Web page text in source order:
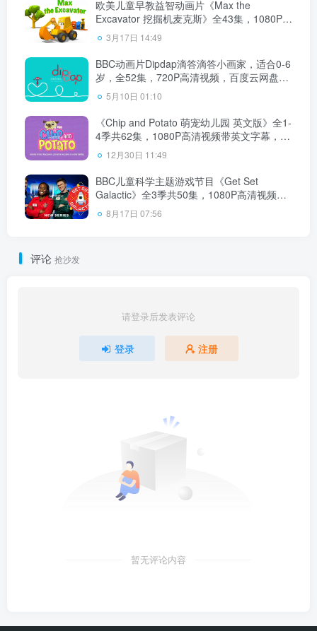
欧美儿童早教益智动画片《Max the
Excavator 挖掘机麦克斯》全43集，1080P高
清视频，百度云网盘下载！
3月17日 14:49
BBC动画片Dipdap滴答滴答小画家，适合0-6
岁，全52集，720P高清视频，百度云网盘下
5月10日 01:10
《Chip and Potato 萌宠幼儿园 英文版》全1-
4季共62集，1080P高清视频带英文字幕，百
度云网盘下载！
12月30日 11:49
BBC儿童科学主题游戏节目《Get Set
Galactic》全3季共50集，1080P高清视频带
英文字幕，配套音频MP3，百度云网盘下
载！
8月17日 07:56
评论 抢沙发
请登录后发表评论
登录 注册
暂无评论内容